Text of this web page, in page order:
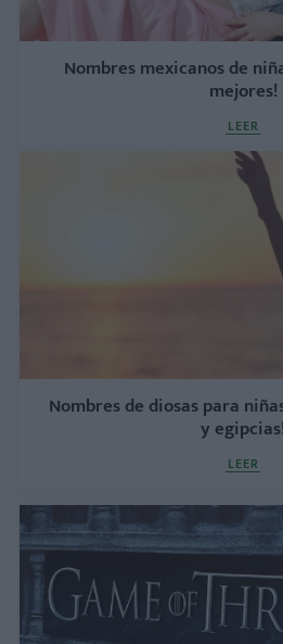
Nombres mexicanos de
mejores!
LEER
Nombres de diosas para
y egipcias!
LEER